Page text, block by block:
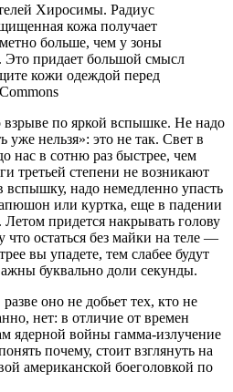
Хиросимы. Радиус
кожа получает
больше, чем у зоны
Это придает большой смысл
кожи одеждой перед
взрыве по яркой вспышке. Не надо
уже нельзя»: это не так. Свет в
нас в сотню раз быстрее, чем
третьей степени не возникают
вспышку, надо немедленно упасть
или куртка, еще в падении
Летом придется накрывать голову
остаться без майки на теле —
вы упадете, тем слабее будут
буквально доли секунды.
оно не добьет тех, кто не
нет: в отличие от времен
ядерной войны гамма-излучение
почему, стоит взглянуть на
американской боеголовкой по